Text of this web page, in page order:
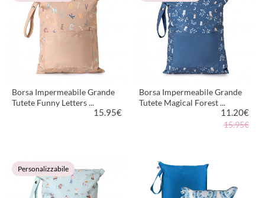
Borsa Impermeabile Grande
Tutete Funny Letters ...
15.95€
VEDI PRODOTTO
Borsa Impermeabile Grande
Tutete Magical Forest ...
11.20€
15.95€
VEDI PRODOTTO
Personalizzabile